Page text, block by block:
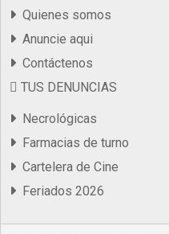
Quienes somos
Anuncie aqui
Contáctenos
TUS DENUNCIAS
Necrológicas
Farmacias de turno
Cartelera de Cine
Feriados 2026